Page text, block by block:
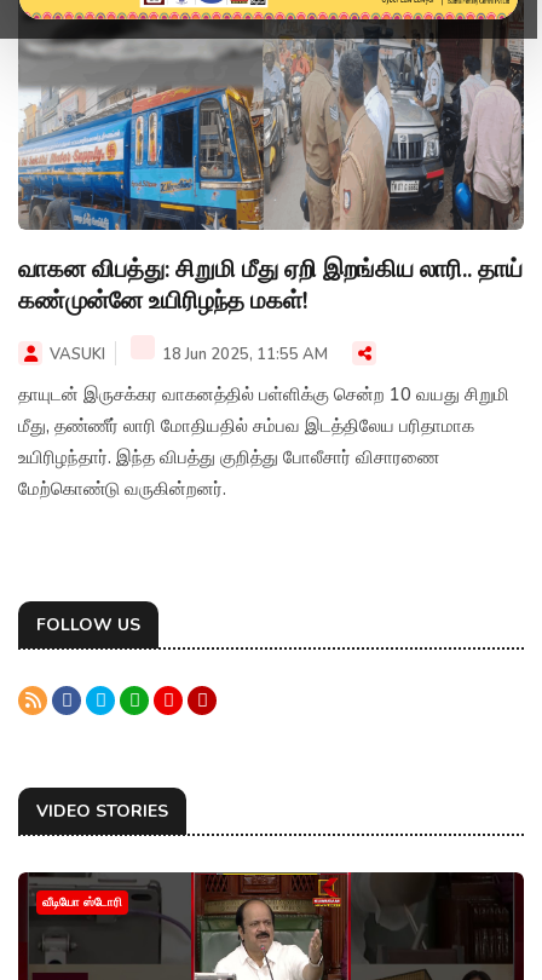
வாகன விபத்து: சிறுமி மீது ஏறி இறங்கிய லாரி.. தாய்
கண்முன்னே உயிரிழந்த மகள்!
VASUKI 18 Jun 2025, 11:55 AM
தாயுடன் இருசக்கர வாகனத்தில் பள்ளிக்கு சென்ற 10 வயது சிறுமி
மீது, தண்ணீர் லாரி மோதியதில் சம்பவ இடத்திலேய பரிதாமாக
உயிரிழந்தார். இந்த விபத்து குறித்து போலீசார் விசாரணை
மேற்கொண்டு வருகின்றனர்.
FOLLOW US
VIDEO STORIES
வீடியோ ஸ்டோரி